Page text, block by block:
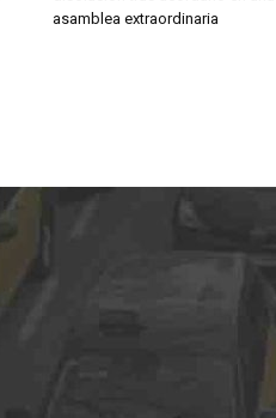
asamblea extraordinaria